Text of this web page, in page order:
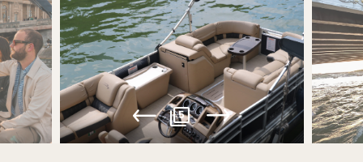
5